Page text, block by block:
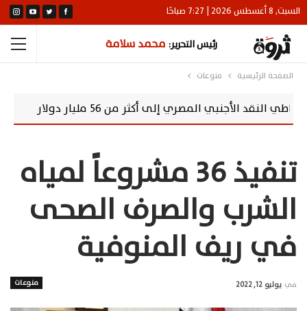
السبت, 8 أغسطس 2026 | 7:27 صباحًا
رئيس التحرير: محمد سلامة
الصفحة الرئيسية منوعات
المصري إلى أكثر من 56 مليار دولار
تنفيذ 36 مشروعاً لمياه
الشرب والصرف الصحى
في ريف المنوفية
منوعات في يوليو 12, 2022